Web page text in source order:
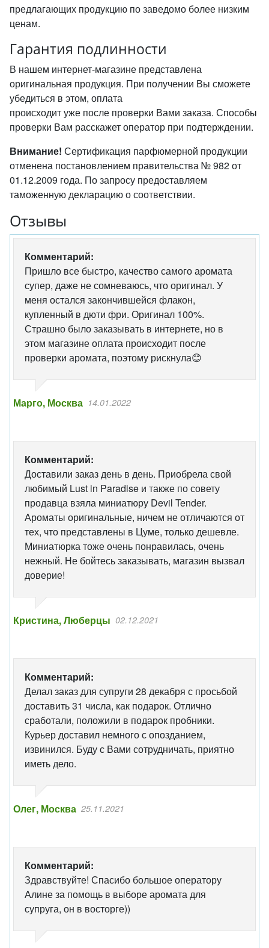
предлагающих продукцию по заведомо более низким
ценам.
Гарантия подлинности
В нашем интернет-магазине представлена
оригинальная продукция. При получении Вы сможете
убедиться в этом, оплата
происходит уже после проверки Вами заказа. Способы
проверки Вам расскажет оператор при подтерждении.
Внимание! Сертификация парфюмерной продукции
отменена постановлением правительства № 982 от
01.12.2009 года. По запросу предоставляем
таможенную декларацию о соответствии.
Отзывы
Комментарий:
Пришло все быстро, качество самого аромата
супер, даже не сомневаюсь, что оригинал. У
меня остался закончившейся флакон,
купленный в дюти фри. Оригинал 100%.
Страшно было заказывать в интернете, но в
этом магазине оплата происходит после
проверки аромата, поэтому рискнула😊
Марго, Москва 14.01.2022
Комментарий:
Доставили заказ день в день. Приобрела свой
любимый Lust in Paradise и также по совету
продавца взяла миниатюру Devil Tender.
Ароматы оригинальные, ничем не отличаются от
тех, что представлены в Цуме, только дешевле.
Миниатюрка тоже очень понравилась, очень
нежный. Не бойтесь заказывать, магазин вызвал
доверие!
Кристина, Люберцы 02.12.2021
Комментарий:
Делал заказ для супруги 28 декабря с просьбой
доставить 31 числа, как подарок. Отлично
сработали, положили в подарок пробники.
Курьер доставил немного с опозданием,
извинился. Буду с Вами сотрудничать, приятно
иметь дело.
Олег, Москва 25.11.2021
Комментарий:
Здравствуйте! Спасибо большое оператору
Алине за помощь в выборе аромата для
супруга, он в восторге))